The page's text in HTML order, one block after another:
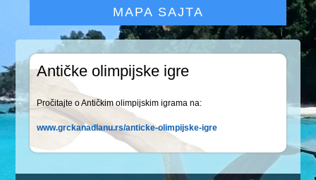
MAPA SAJTA
Antičke olimpijske igre
Pročitajte o Antičkim olimpijskim igrama na:
www.grckanadlanu.rs/anticke-olimpijske-igre